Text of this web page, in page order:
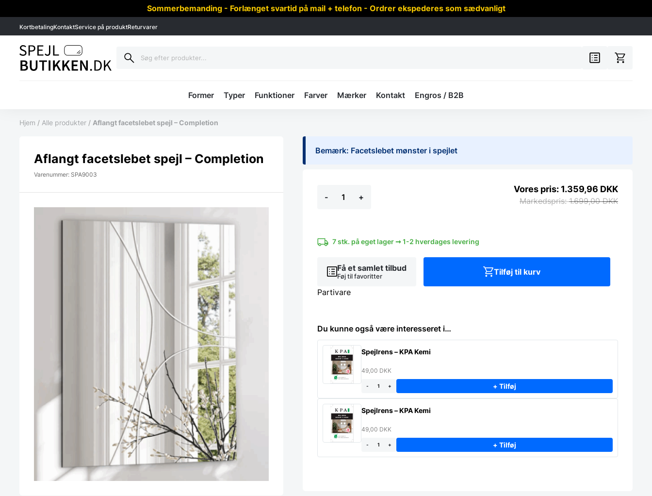
Sommerbemanding - Forlænget svartid på mail + telefon - Ordrer ekspederes som sædvanligt
KortbetalingKontaktService på produktReturvarer
Former Typer Funktioner Farver Mærker Kontakt Engros / B2B
Hjem / Alle produkter / Aflangt facetslebet spejl – Completion
Aflangt facetslebet spejl – Completion
Varenummer: SPA9003
Bemærk: Facetslebet mønster i spejlet
-
facetslebet+ 1.699,00DKK
1.359,96 DKK
7 stk. på eget lager ➞ 1-2 hverdages levering
Få et samlet tilbud
Føj til favoritter Tilføj til kurv
Partivare
Du kunne også være interesseret i…
Spejlrens – KPA Kemi
49,00 DKK
- + + Tilføj
Spejlrens – KPA Kemi
49,00 DKK
- + + Tilføj